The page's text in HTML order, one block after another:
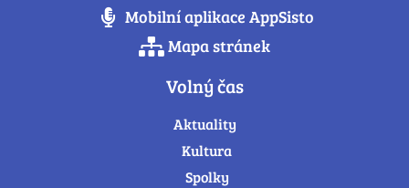
Mobilní aplikace AppSisto
Mapa stránek
Volný čas
Aktuality
Kultura
Spolky